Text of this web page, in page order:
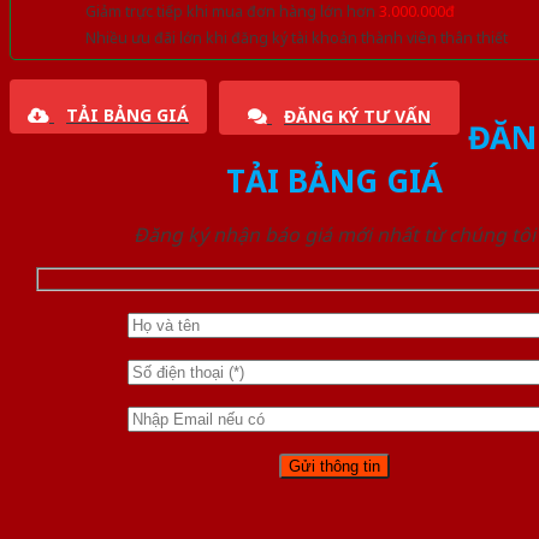
Giảm trực tiếp khi mua đơn hàng lớn hơn 3.000.000đ
Nhiều ưu đãi lớn khi đăng ký tài khoản thành viên thân thiết
TẢI BẢNG GIÁ ĐĂNG KÝ TƯ VẤN
TẢI BẢNG GIÁ
Đăng ký nhận báo giá mới nhất từ chúng tôi